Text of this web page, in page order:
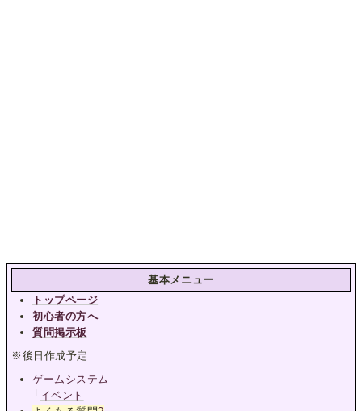
基本メニュー
トップページ
初心者の方へ
質問掲示板
※後日作成予定
ゲームシステム
└イベント